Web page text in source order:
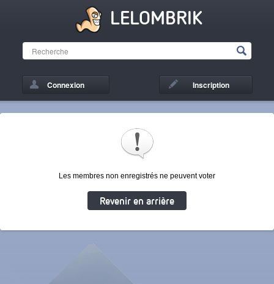
LELOMBRIK
Connexion Inscription
Les membres non enregistrés ne peuvent voter
Revenir en arrière